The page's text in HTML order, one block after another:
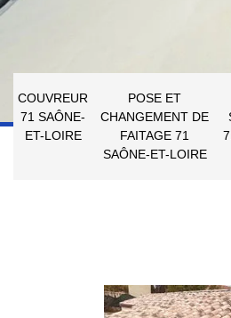
COUVREUR
71 SAÔNE-
ET-LOIRE
POSE ET
CHANGEMENT DE
FAITAGE 71
SAÔNE-ET-LOIRE